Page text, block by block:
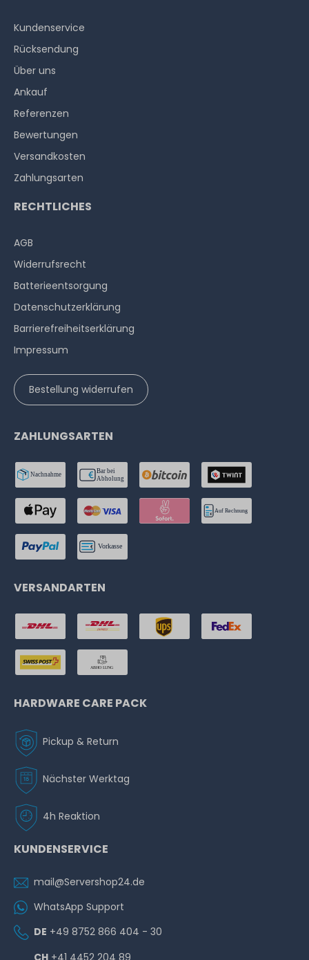
Kundenservice
Rücksendung
Über uns
Ankauf
Referenzen
Bewertungen
Versandkosten
Zahlungsarten
RECHTLICHES
AGB
Widerrufs­recht
Batterieentsorgung
Datenschutzerklärung
Barrierefreiheitserklärung
Impressum
Bestellung widerrufen
ZAHLUNGSARTEN
VERSANDARTEN
HARDWARE CARE PACK
Pickup & Return
Nächster Werktag
4h Reaktion
KUNDENSERVICE
mail@Servershop24.de
WhatsApp Support
DE +49 8752 866 404 - 30